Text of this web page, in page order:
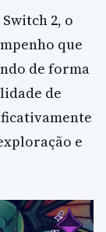
2, o
que
de forma
de
e